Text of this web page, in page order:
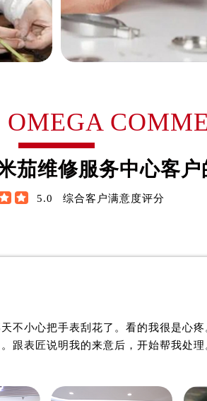
约）
约）
预约）
约）
需提前预约）
约）
约）
约）
约）
预约）
前预约）
）
中心（需提前预约）
詹姆士·布朗
资深欧米茄制表师
是许昌欧米茄维修服务中
(许昌欧米茄维修保养中
的高级技师之一
茄维修服务中心客
  5.0 综合客户满意度评分
不小心把手表刮花了。看的我很是心
跟表匠说明我的来意后，开始帮我处